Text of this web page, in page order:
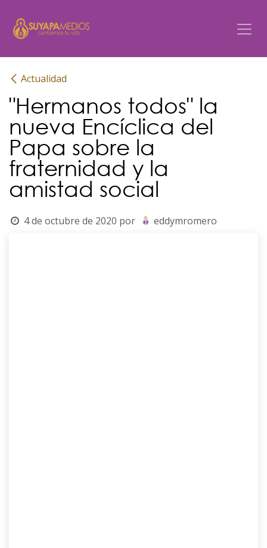
Actualidad
"Hermanos todos" la
nueva Encíclica del
Papa sobre la
fraternidad y la
amistad social
4 de octubre de 2020 por eddymromero